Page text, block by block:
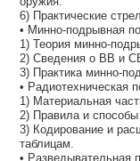
6) Практические
• Минно-подрывная
1) Теория минно-
2) Сведения о ВВ и
3) Практика минно-
• Радиотехническая
1) Материальная
2) Правила и
3) Кодирование и
таблицам.
• Разведывательная